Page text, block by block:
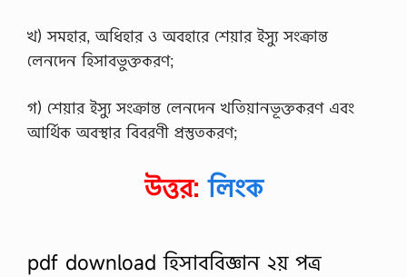
খ) সমহার, অধিহার ও অবহারে শেয়ার ইস্যু সংক্রান্ত
লেনদেন হিসাবভুক্তকরণ;
গ) শেয়ার ইস্যু সংক্রান্ত লেনদেন খতিয়ানভূক্তকরণ এবং
আর্থিক অবস্থার বিবরণী প্রস্তুতকরণ;
উত্তর:লিংক
pdf download হিসাববিজ্ঞান ২য় পত্র